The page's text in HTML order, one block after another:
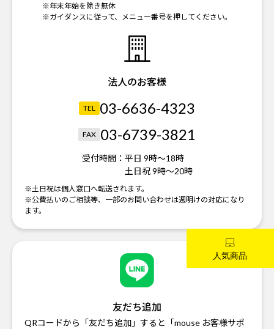
※年末年始を除き無休
※ガイダンスに従って、メニュー番号を押してください。
法人のお客様
TEL 03-6636-4323
FAX 03-6739-3821
受付時間： 平日 9時～18時
土日祝 9時～20時
※土日祝は個人窓口へ転送されます。
※公費払いのご相談等、一部のお問い合わせは週明けの対応になり
ます。
友だち追加
QRコードから「友だち追加」すると「mouse お客様サポ